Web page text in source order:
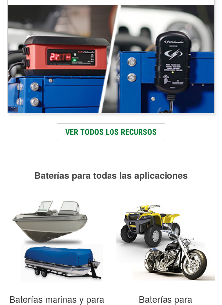
VER TODOS LOS RECURSOS
Baterías para todas las aplicaciones
Baterías marinas y para Baterías para